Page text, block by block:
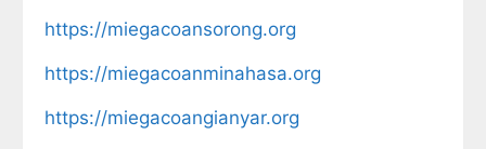
https://miegacoansorong.org
https://miegacoanminahasa.org
https://miegacoangianyar.org